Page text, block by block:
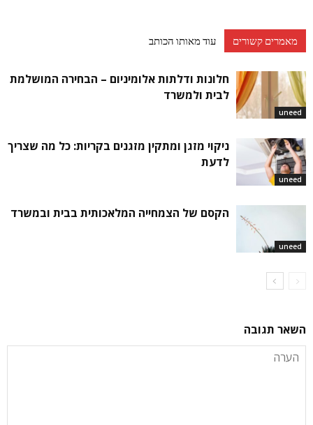
מאמרים קשורים עוד מאותו הכותב
uneed
חלונות ודלתות אלומיניום – הבחירה המושלמת
לבית ולמשרד
uneed
ניקוי מזגן ומתקין מזגנים בקריות: כל מה שצריך
לדעת
uneed
הקסם של הצמחייה המלאכותית בבית ובמשרד
השאר תגובה